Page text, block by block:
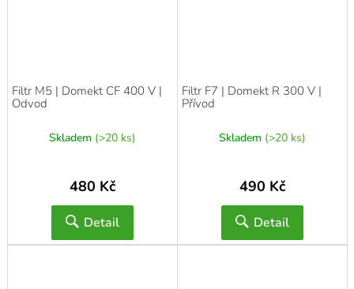
Filtr M5 | Domekt CF 400 V |
Odvod
Skladem (>20 ks)
480 Kč
Detail
Filtr F7 | Domekt R 300 V |
Přívod
Skladem (>20 ks)
490 Kč
Detail